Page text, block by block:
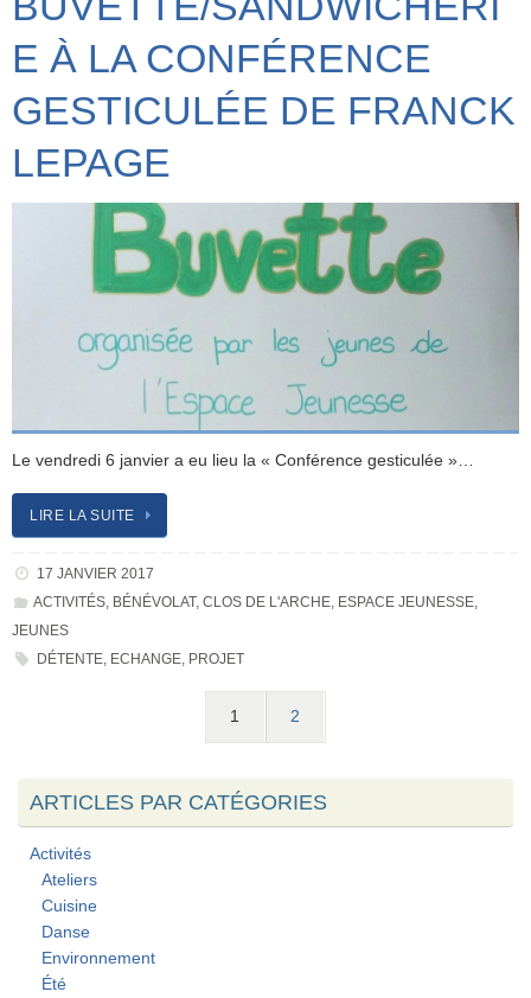
E À LA CONFÉRENCE
GESTICULÉE DE FRANCK
LEPAGE
Le vendredi 6 janvier a eu lieu la « Conférence gesticulée »…
LIRE LA SUITE
17 JANVIER 2017
ACTIVITÉS, BÉNÉVOLAT, CLOS DE L'ARCHE, ESPACE JEUNESSE,
JEUNES
DÉTENTE, ECHANGE, PROJET
1 2
ARTICLES PAR CATÉGORIES
Activités
Ateliers
Cuisine
Danse
Environnement
Été